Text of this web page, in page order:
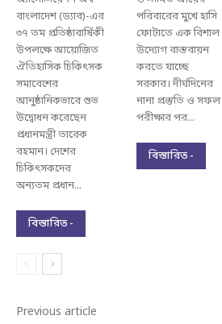
বাংলাদেশ (ড্যাব)-এর
৩৭ তম প্রতিষ্ঠাবার্ষিকী
উপলক্ষে আয়োজিত
ঐতিহাসিক চিকিৎসক
সমাবেশের
আনুষ্ঠানিকভাবে শুভ
উদ্বোধন করেছেন
প্রধানমন্ত্রী তারেক
রহমান। দেশের
চিকিৎসকদের
অন্যতম প্রধান...
বিস্তারিত -
পরিবারের মুখে হাসি
ফোটাতে এক বিশাল
উদ্যোগ বাস্তবায়ন
করতে যাচ্ছে
সরকার। দীর্ঘদিনের
নানা প্রস্তুতি ও সফল
পরীক্ষার পর...
বিস্তারিত -
Previous article